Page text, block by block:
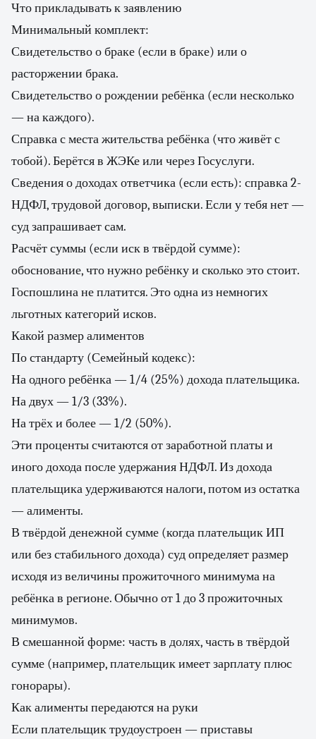
Что прикладывать к заявлению
Минимальный комплект:
Свидетельство о браке (если в браке) или о
расторжении брака.
Свидетельство о рождении ребёнка (если несколько
— на каждого).
Справка с места жительства ребёнка (что живёт с
тобой). Берётся в ЖЭКе или через Госуслуги.
Сведения о доходах ответчика (если есть): справка 2-
НДФЛ, трудовой договор, выписки. Если у тебя нет —
суд запрашивает сам.
Расчёт суммы (если иск в твёрдой сумме):
обоснование, что нужно ребёнку и сколько это стоит.
Госпошлина не платится. Это одна из немногих
льготных категорий исков.
Какой размер алиментов
По стандарту (Семейный кодекс):
На одного ребёнка — 1/4 (25%) дохода плательщика.
На двух — 1/3 (33%).
На трёх и более — 1/2 (50%).
Эти проценты считаются от заработной платы и
иного дохода после удержания НДФЛ. Из дохода
плательщика удерживаются налоги, потом из остатка
— алименты.
В твёрдой денежной сумме (когда плательщик ИП
или без стабильного дохода) суд определяет размер
исходя из величины прожиточного минимума на
ребёнка в регионе. Обычно от 1 до 3 прожиточных
минимумов.
В смешанной форме: часть в долях, часть в твёрдой
сумме (например, плательщик имеет зарплату плюс
гонорары).
Как алименты передаются на руки
Если плательщик трудоустроен — приставы